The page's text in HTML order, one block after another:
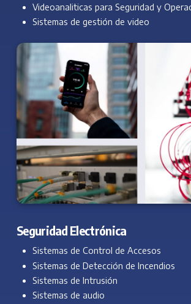
Videoanaliticas para Seguridad y
Sistemas de gestión de video
Seguridad Electrónica
Sistemas de Control de Accesos
Sistemas de Detección de Incendios
Sistemas de Intrusión
Sistemas de audio